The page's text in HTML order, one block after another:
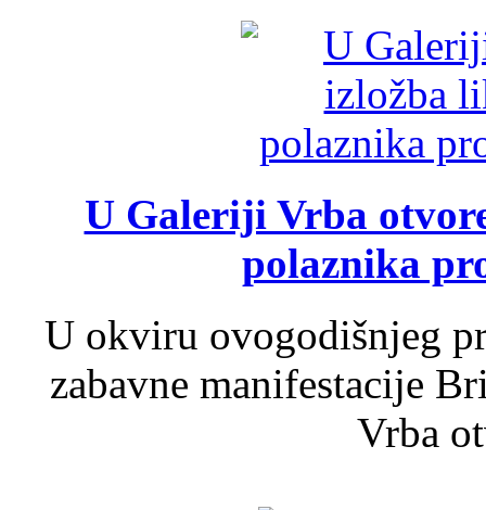
U Galeriji Vrba
polaznika
U okviru ovogodišnjeg
zabavne manifestacije
Vrba